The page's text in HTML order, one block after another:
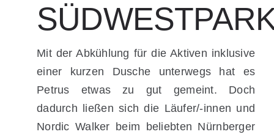
Mit der Abkühlung für die Aktiven inklusive
einer kurzen Dusche unterwegs hat es
Petrus etwas zu gut gemeint. Doch
dadurch ließen sich die Läufer/-innen und
Nordic Walker beim beliebten Nürnberger